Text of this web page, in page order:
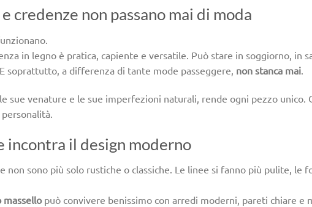
credenze non passano mai di moda
in legno è pratica, capiente e versatile. Può stare in soggiorno, in
soprattutto, a differenza di tante mode passeggere, non stanca mai
sue venature e le sue imperfezioni naturali, rende ogni pezzo unico.
incontra il design moderno
non sono più solo rustiche o classiche. Le linee si fanno più pulite, le
massellopuò convivere benissimo con arredi moderni, pareti chiare e